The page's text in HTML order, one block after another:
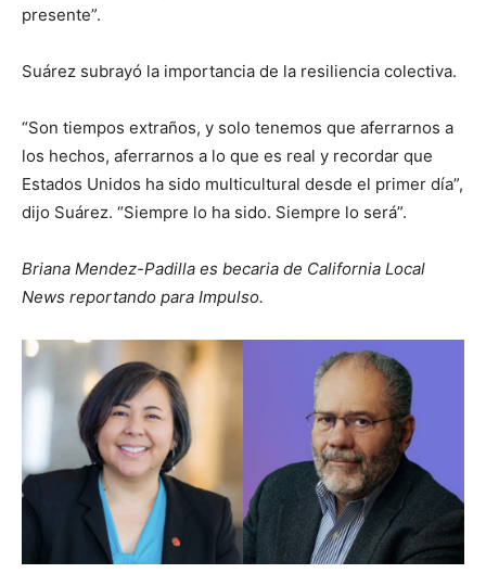
presente”.
Suárez subrayó la importancia de la resiliencia colectiva.
“Son tiempos extraños, y solo tenemos que aferrarnos a
los hechos, aferrarnos a lo que es real y recordar que
Estados Unidos ha sido multicultural desde el primer día”,
dijo Suárez. “Siempre lo ha sido. Siempre lo será”.
Briana Mendez-Padilla es becaria de California Local
News reportando para Impulso.